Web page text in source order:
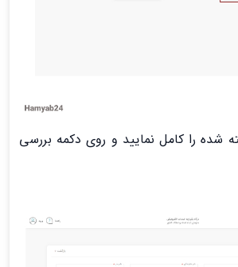
شده را کامل نمایید و روی دکمه بررسی